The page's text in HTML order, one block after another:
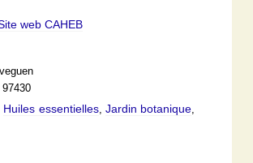
web CAHEB
97430
Huiles essentielles,Jardin botanique,